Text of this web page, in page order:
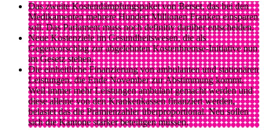
Das zweite Kostendämpfungspaket von Berset, das bei den
Medikamenten mehrere Hundert Millionen Franken einsparen
soll. Das Parlament muss noch definitiv darüber entscheiden.
Neue Kostenziele im Gesundheitswesen, die als
Gegenvorschlag zur abgelehnten Kostenbremse-Initiative nun
im Gesetz stehen.
Die einheitliche Finanzierung von ambulanten und stationären
Leistungen, die Ende November zur Abstimmung kommt.
Weil immer mehr Leistungen ambulant gemacht werden und
diese alleine von den Krankenkassen finanziert werden,
belastet das die Prämienzahler überproportional. Neu sollen
sich die Kantone stärker beteiligen müssen.